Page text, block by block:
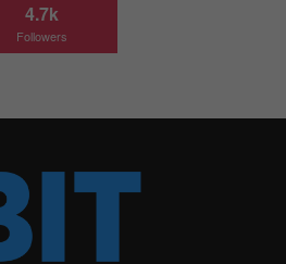
4.7k
Followers